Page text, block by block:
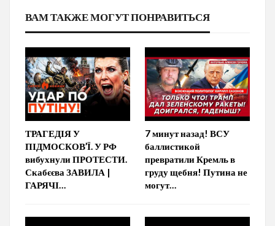
ВАМ ТАКЖЕ МОГУТ ПОНРАВИТЬСЯ
ТРАГЕДІЯ У
ПІДМОСКОВ’Ї. У РФ
вибухнули ПРОТЕСТИ.
Скабєєва ЗАВИЛА |
ГАРЯЧІ…
7 минут назад! ВСУ
баллистикой
превратили Кремль в
груду щебня! Путина не
могут…